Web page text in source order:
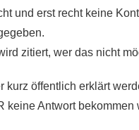
und erst recht keine
zitiert, wer das nicht
kurz öffentlich erklärt
keine Antwort bekommen